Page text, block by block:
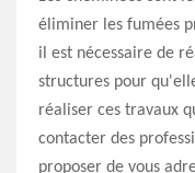
éliminer les fumées
il est nécessaire de
structures pour
réaliser ces travaux
contacter des
proposer de vous